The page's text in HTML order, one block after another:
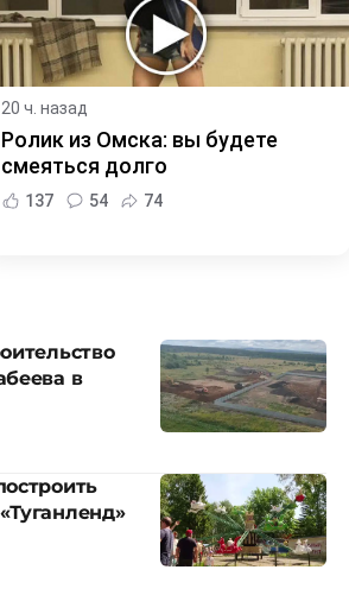
20 ч. назад
Ролик из Омска: вы будете
смеяться долго
137 54 74
в